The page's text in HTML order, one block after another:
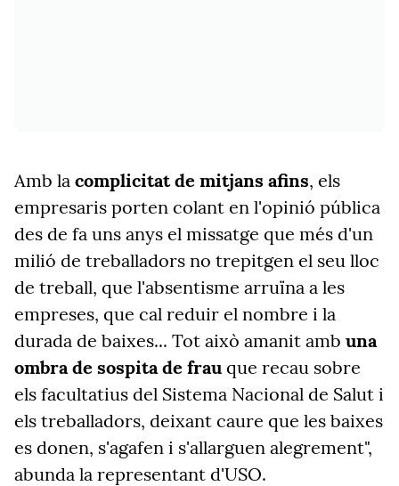
Amb la complicitat de mitjans afins, els
empresaris porten colant en l'opinió pública
des de fa uns anys el missatge que més d'un
milió de treballadors no trepitgen el seu lloc
de treball, que l'absentisme arruïna a les
empreses, que cal reduir el nombre i la
durada de baixes... Tot això amanit amb una
ombra de sospita de frau que recau sobre
els facultatius del Sistema Nacional de Salut i
els treballadors, deixant caure que les baixes
es donen, s'agafen i s'allarguen alegrement",
abunda la representant d'USO.